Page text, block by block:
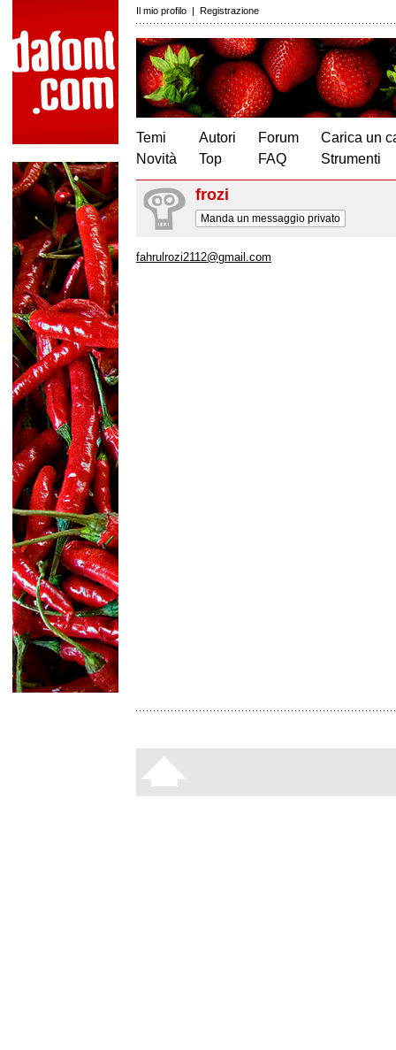
Il mio profilo | Registrazione
Temi
Novità
Autori
Top
Forum
FAQ
Carica un
Strumenti
frozi
Manda un messaggio privato
fahrulrozi2112@gmail.com